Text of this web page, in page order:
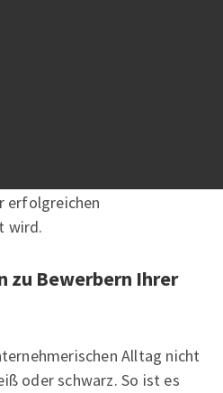
erfolgreichen
wird.
zu Bewerbern Ihrer
Alltag nicht
oder schwarz. So ist es